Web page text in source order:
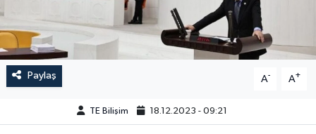
Paylaş A- A+
TE Bilişim 18.12.2023 - 09:21